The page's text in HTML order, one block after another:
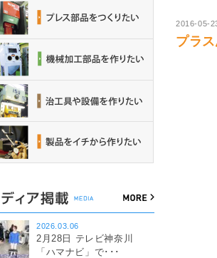
2016-05-
プラ
2026.03.06
2月28日 テレビ神奈川
「ハマナビ」で･･･